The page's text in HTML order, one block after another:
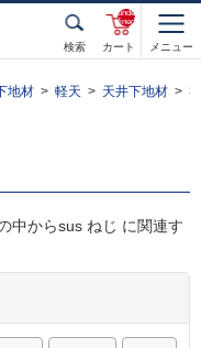
検索 カート
unde
fined
メニュー
地材 軽天 天井下地材
中からsus ねじ に関連す